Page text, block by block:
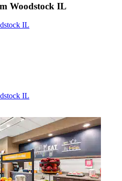
Woodstock IL
IL
IL